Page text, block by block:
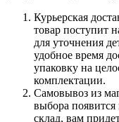
Курьерская
товар поступит
для уточнения
удобное время
упаковку на
комплектации.
Самовывоз из
выбора появится
склад, вам